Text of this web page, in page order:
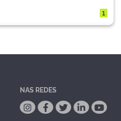
1
NAS REDES